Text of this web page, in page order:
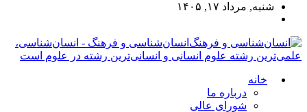
شنبه, مرداد ۱۷, ۱۴۰۵
انسان‌شناسی و فرهنگ - انسان‌شناسی،
علمی‌ترین رشته علوم انسانی و انسانی‌ترین رشته در علوم است
خانه
درباره ما
شورای عالی